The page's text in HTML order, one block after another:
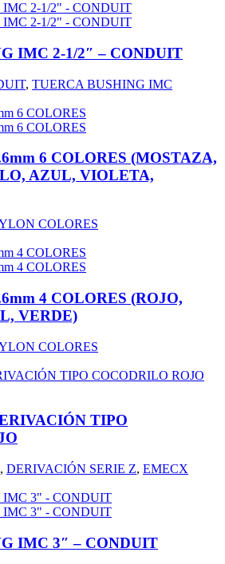
IMC 2-1/2″ – CONDUIT
, TUERCA BUSHING IMC
6 COLORES (MOSTAZA,
AZUL, VIOLETA,
COLORES
4 COLORES (ROJO,
VERDE)
COLORES
TIPO
, DERIVACIÓN SERIE Z, EMECX
IMC 3″ – CONDUIT